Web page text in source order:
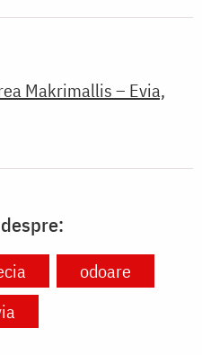
Makrimallis – Evia,
odoare